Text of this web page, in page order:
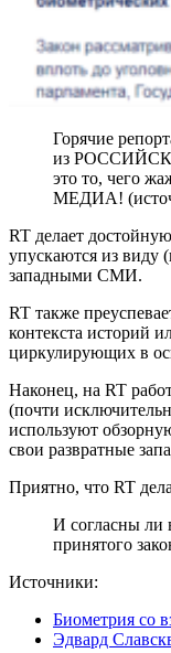
Горячие
из
это то, чего
МЕДИА!
RT делает
упускаются из виду
западными СМИ.
RT также
контекста историй
циркулирующих в
Наконец, на RT
(почти
используют
свои развратные
Приятно, что RT
И согласны ли
принятого
Источники:
Биометрия со
Эдвард